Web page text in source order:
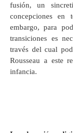
fusión, un
concepciones
embargo, para
transiciones es
través del cual
Rousseau a este
infancia.